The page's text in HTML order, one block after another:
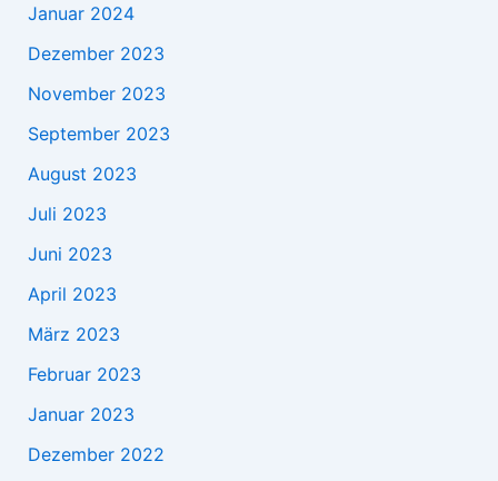
Januar 2024
Dezember 2023
November 2023
September 2023
August 2023
Juli 2023
Juni 2023
April 2023
März 2023
Februar 2023
Januar 2023
Dezember 2022